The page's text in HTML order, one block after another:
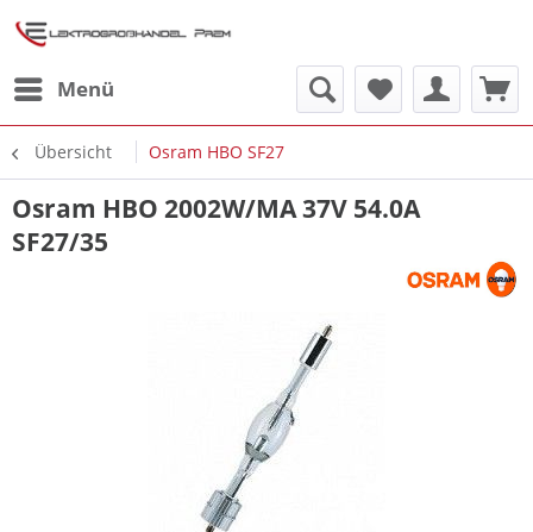
Menü
Übersicht Osram HBO SF27
Osram HBO 2002W/MA 37V 54.0A
SF27/35